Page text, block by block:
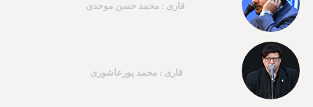
قاری : محمد حسن موحدی
قاری : محمد پورعاشوری